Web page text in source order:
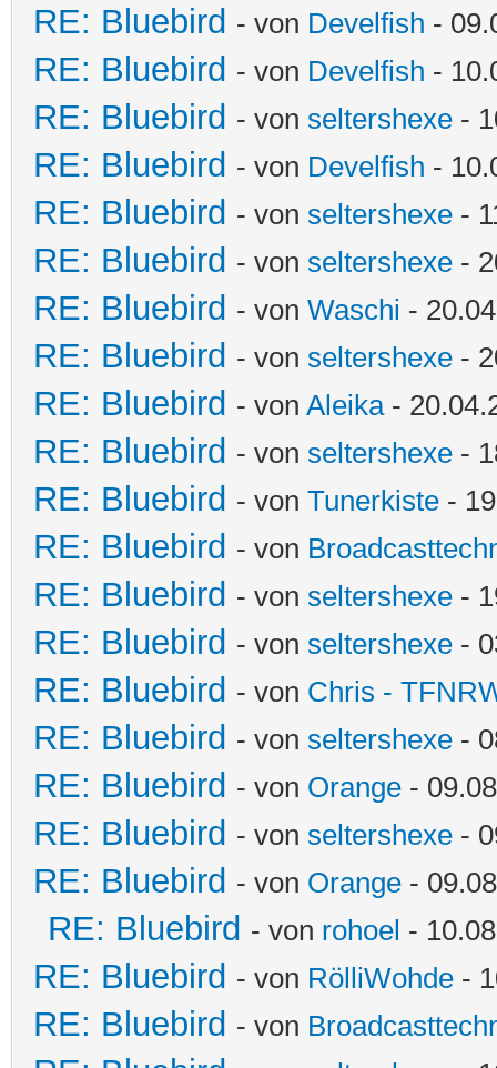
RE: Bluebird - von Develfish -
RE: Bluebird - von Develfish -
RE: Bluebird - von seltershexe -
RE: Bluebird - von Develfish -
RE: Bluebird - von seltershexe -
RE: Bluebird - von seltershexe -
RE: Bluebird - von Waschi -
RE: Bluebird - von seltershexe -
RE: Bluebird - von Aleika-
RE: Bluebird - von seltershexe -
RE: Bluebird - von Tunerkiste -
RE: Bluebird - von
RE: Bluebird - von seltershexe -
RE: Bluebird - von seltershexe -
RE: Bluebird - von Chris -
RE: Bluebird - von seltershexe -
RE: Bluebird - von Orange -
RE: Bluebird - von seltershexe -
RE: Bluebird - von Orange -
RE: Bluebird - von rohoel -
RE: Bluebird - von RölliWohde -
RE: Bluebird - von